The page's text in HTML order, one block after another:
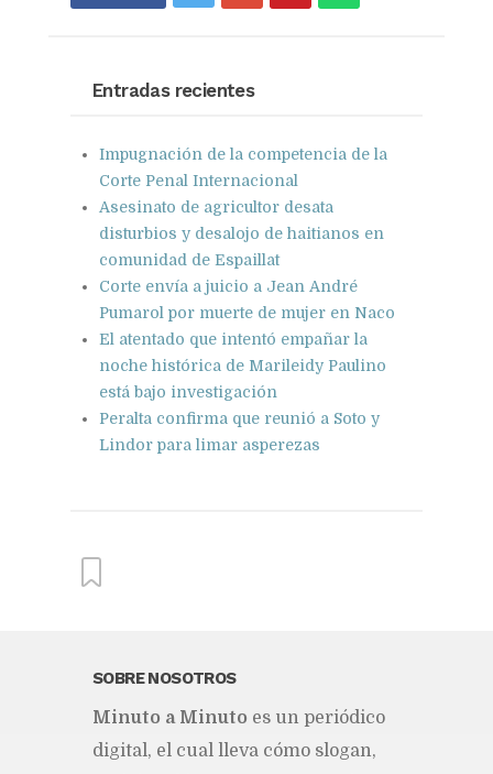
Entradas recientes
Impugnación de la competencia de la
Corte Penal Internacional
Asesinato de agricultor desata
disturbios y desalojo de haitianos en
comunidad de Espaillat
Corte envía a juicio a Jean André
Pumarol por muerte de mujer en Naco
El atentado que intentó empañar la
noche histórica de Marileidy Paulino
está bajo investigación
Peralta confirma que reunió a Soto y
Lindor para limar asperezas
From this category »
Asesinato de agricultor desata
disturbios y desalojo de
haitianos en comunidad de
SOBRE NOSOTROS
Mi­nu­to a Mi­nu­to es un pe­rió­di­co
di­gi­tal, el cual lle­va cómo slo­gan,